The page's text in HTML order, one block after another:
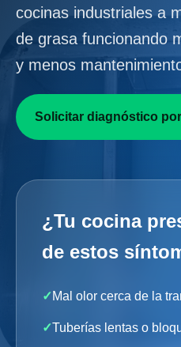
cocinas industriales a
de grasa funcionando
y menos
Solicitar diagnóstico
¿Tu cocina
de estos
✓Mal olor cerca de la
✓Tuberías lentas o